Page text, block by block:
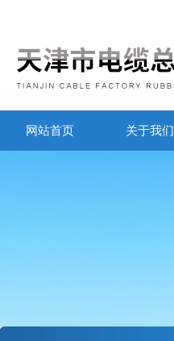
网站首页 关于我们